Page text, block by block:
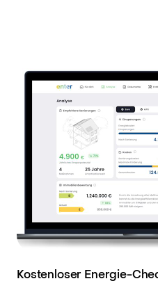
Kostenloser Energie-